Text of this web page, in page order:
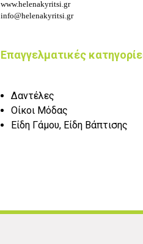
www.helenakyritsi.gr
info@helenakyritsi.gr
Επαγγελματικές
Δαντέλες
Οίκοι Μόδας
Είδη Γάμου, Είδη Βάπτισης